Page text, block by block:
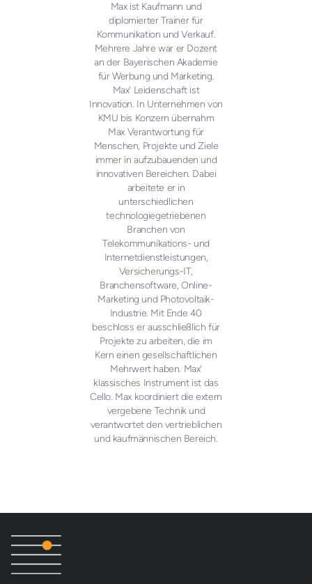
Max ist Kaufmann und
diplomierter Trainer für
Kommunikation und Verkauf.
Mehrere Jahre war er Dozent
an der Bayerischen Akademie
für Werbung und Marketing.
Max' Leidenschaft ist
Innovation. In Unternehmen von
KMU bis Konzern übernahm
Max Verantwortung für
Menschen, Projekte und Ziele
immer in aufzubauenden und
innovativen Bereichen. Dabei
arbeitete er in
unterschiedlichen
technologiegetriebenen
Branchen von
Telekommunikations- und
Internetdienstleistungen,
Versicherungs-IT,
Branchensoftware, Online-
Marketing und Photovoltaik-
Industrie. Mit Ende 40
beschloss er ausschließlich für
Projekte zu arbeiten, die im
Kern einen gesellschaftlichen
Mehrwert haben. Max'
klassisches Instrument ist das
Cello. Max koordiniert die extern
vergebene Technik und
verantwortet den vertrieblichen
und kaufmännischen Bereich.